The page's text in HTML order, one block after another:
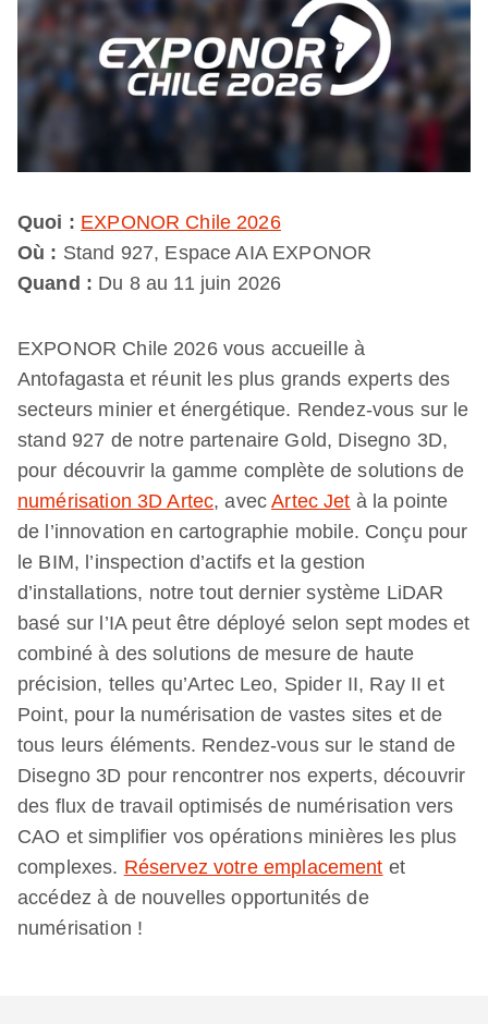
Quoi : EXPONOR Chile 2026
Où : Stand 927, Espace AIA EXPONOR
Quand : Du 8 au 11 juin 2026
EXPONOR Chile 2026 vous accueille à
Antofagasta et réunit les plus grands experts des
secteurs minier et énergétique. Rendez-vous sur le
stand 927 de notre partenaire Gold, Disegno 3D,
pour découvrir la gamme complète de solutions de
numérisation 3D Artec, avecArtec Jet à la pointe
de l’innovation en cartographie mobile. Conçu pour
le BIM, l’inspection d’actifs et la gestion
d’installations, notre tout dernier système LiDAR
basé sur l’IA peut être déployé selon sept modes et
combiné à des solutions de mesure de haute
précision, telles qu’Artec Leo, Spider II, Ray II et
Point, pour la numérisation de vastes sites et de
tous leurs éléments. Rendez-vous sur le stand de
Disegno 3D pour rencontrer nos experts, découvrir
des flux de travail optimisés de numérisation vers
CAO et simplifier vos opérations minières les plus
complexes. Réservez votre emplacement et
accédez à de nouvelles opportunités de
numérisation !